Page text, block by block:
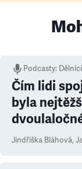
Podcasty:
Čím lidi
byla
Jindřiška Bláhová,